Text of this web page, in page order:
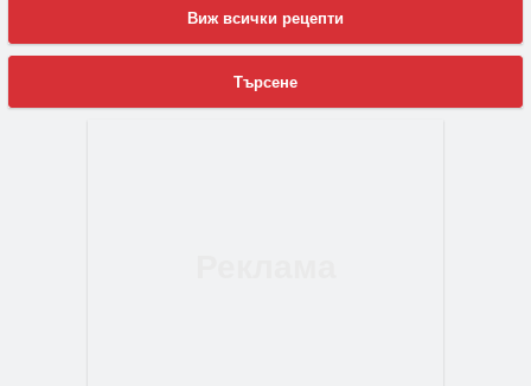
Виж всички рецепти
Търсене